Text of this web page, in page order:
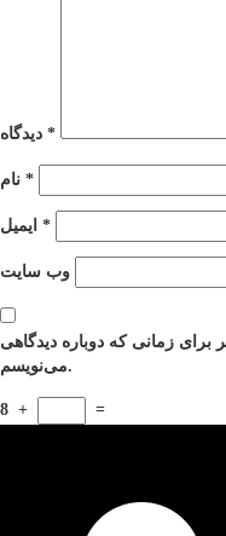
*
*
*
وب‌ سایت
زمانی که دوباره دیدگاهی
می‌نویسم.
8 + =